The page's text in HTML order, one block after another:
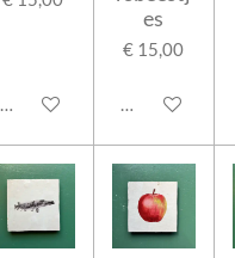
In winkelwagen
es
€ 15,00
In winkelwagen